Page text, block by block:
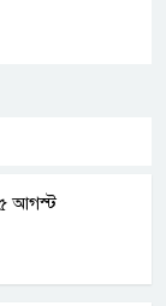
৫ আগস্ট